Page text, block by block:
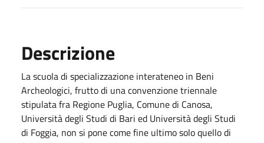
Descrizione
La scuola di specializzazione interateneo in Beni
Archeologici, frutto di una convenzione triennale
stipulata fra Regione Puglia, Comune di Canosa,
Università degli Studi di Bari ed Università degli Studi
di Foggia, non si pone come fine ultimo solo quello di